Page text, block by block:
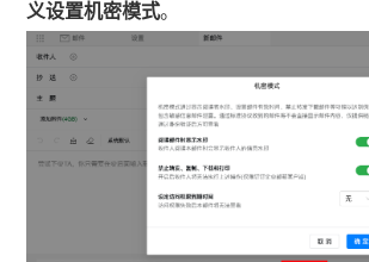
义设置机密模式。